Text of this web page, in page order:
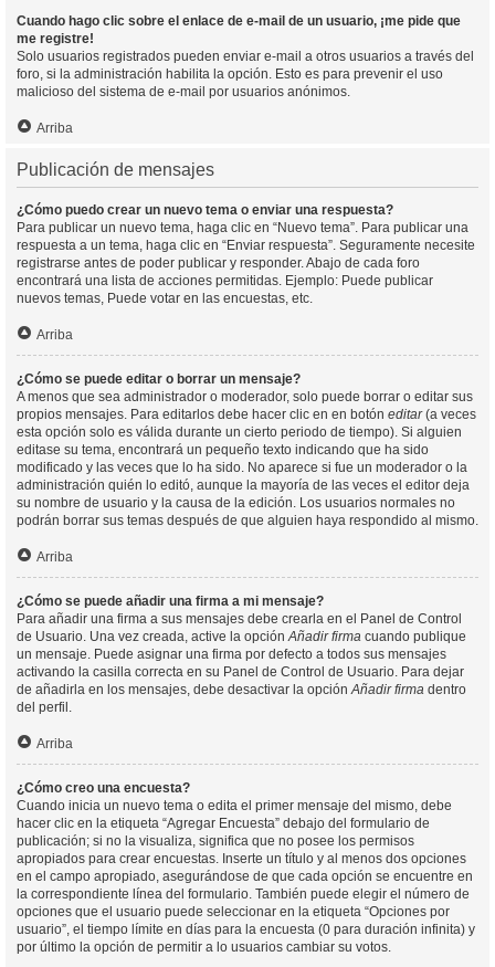
Cuando hago clic sobre el enlace de e-mail de un usuario, ¡me pide que
me registre!
Solo usuarios registrados pueden enviar e-mail a otros usuarios a través del
foro, si la administración habilita la opción. Esto es para prevenir el uso
malicioso del sistema de e-mail por usuarios anónimos.
Arriba
Publicación de mensajes
¿Cómo puedo crear un nuevo tema o enviar una respuesta?
Para publicar un nuevo tema, haga clic en “Nuevo tema”. Para publicar una
respuesta a un tema, haga clic en “Enviar respuesta”. Seguramente necesite
registrarse antes de poder publicar y responder. Abajo de cada foro
encontrará una lista de acciones permitidas. Ejemplo: Puede publicar
nuevos temas, Puede votar en las encuestas, etc.
Arriba
¿Cómo se puede editar o borrar un mensaje?
A menos que sea administrador o moderador, solo puede borrar o editar sus
propios mensajes. Para editarlos debe hacer clic en en botón editar(a veces
esta opción solo es válida durante un cierto periodo de tiempo). Si alguien
editase su tema, encontrará un pequeño texto indicando que ha sido
modificado y las veces que lo ha sido. No aparece si fue un moderador o la
administración quién lo editó, aunque la mayoría de las veces el editor deja
su nombre de usuario y la causa de la edición. Los usuarios normales no
podrán borrar sus temas después de que alguien haya respondido al mismo.
Arriba
¿Cómo se puede añadir una firma a mi mensaje?
Para añadir una firma a sus mensajes debe crearla en el Panel de Control
de Usuario. Una vez creada, active la opciónAñadir firma cuando publique
un mensaje. Puede asignar una firma por defecto a todos sus mensajes
activando la casilla correcta en su Panel de Control de Usuario. Para dejar
de añadirla en los mensajes, debe desactivar la opciónAñadir firma dentro
del perfil.
Arriba
¿Cómo creo una encuesta?
Cuando inicia un nuevo tema o edita el primer mensaje del mismo, debe
hacer clic en la etiqueta “Agregar Encuesta” debajo del formulario de
publicación; si no la visualiza, significa que no posee los permisos
apropiados para crear encuestas. Inserte un título y al menos dos opciones
en el campo apropiado, asegurándose de que cada opción se encuentre en
la correspondiente línea del formulario. También puede elegir el número de
opciones que el usuario puede seleccionar en la etiqueta “Opciones por
usuario”, el tiempo límite en días para la encuesta (0 para duración infinita) y
por último la opción de permitir a lo usuarios cambiar su votos.